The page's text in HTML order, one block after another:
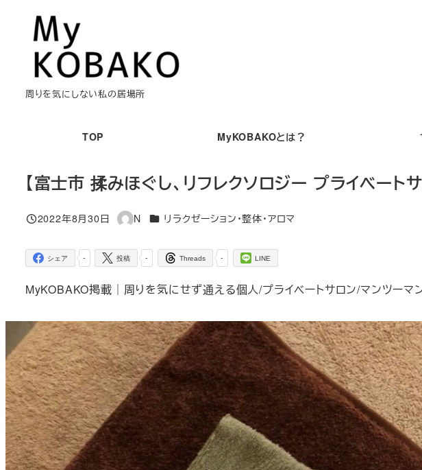
周りを気にしない私の居場所
TOP MyKOBAKOとは？
【富士市 揉みほぐし、リフレクソロジー プライベート
投稿日
2022年8月30日
著
N カテゴリー
リラクゼーション・整体・アロマ
-
シェア -
投稿 -
Threads LINE
MyKOBAKO掲載｜周りを気にせず通える個人/プライベートサロン/マンツーマ